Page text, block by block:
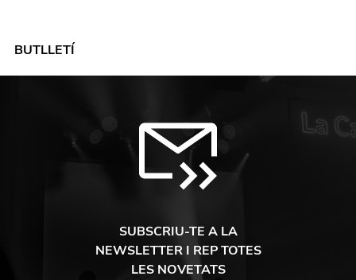
BUTLLETÍ
SUBSCRIU-TE A LA
NEWSLETTER I REP TOTES
LES NOVETATS